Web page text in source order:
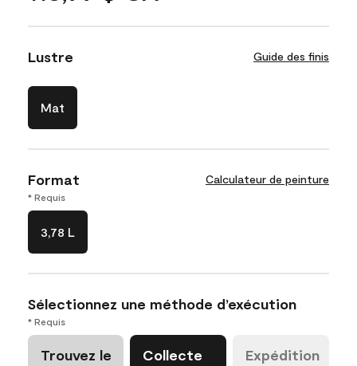
Lustre Guide des finis
Mat
Format Calculateur de peinture
* Requis
3,78 L
Sélectionnez une méthode d’exécution
* Requis
Trouvez le
Collecte
Expédition